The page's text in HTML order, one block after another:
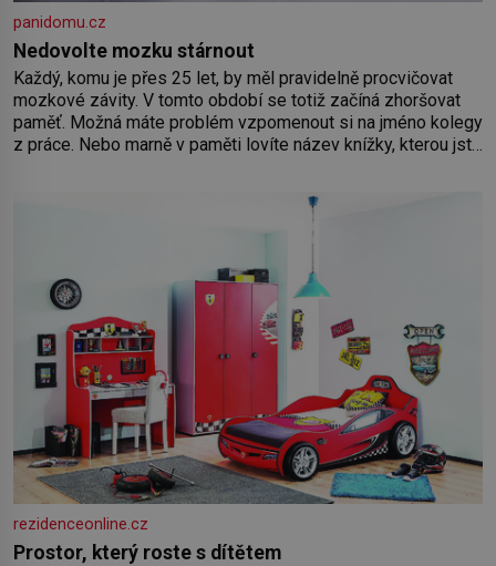
panidomu.cz
Nedovolte mozku stárnout
Každý, komu je přes 25 let, by měl pravidelně procvičovat
mozkové závity. V tomto období se totiž začíná zhoršovat
paměť. Možná máte problém vzpomenout si na jméno kolegy
z práce. Nebo marně v paměti lovíte název knížky, kterou jste
rezidenceonline.cz
Prostor, který roste s dítětem